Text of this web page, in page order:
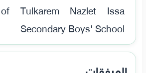
Tulkarem Nazlet Issa
Secondary Boys' School